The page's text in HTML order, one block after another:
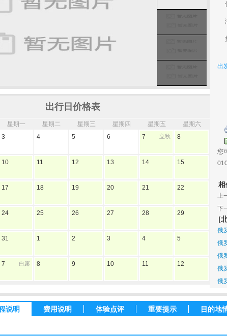
出行日价格表
星期一 星期二 星期三 星期四 星期五
星期六
3 4 5 6 7 立秋 8
10 11 12 13 14 15
17 18 19 20 21 22
24 25 26 27 28 29
31 1 2 3 4 5
7 白露 8 9 10 11 12
出
您
相
上
下
[
俄
俄
俄
俄
俄
说明 费用说明 体验点评 重要提示 目的地